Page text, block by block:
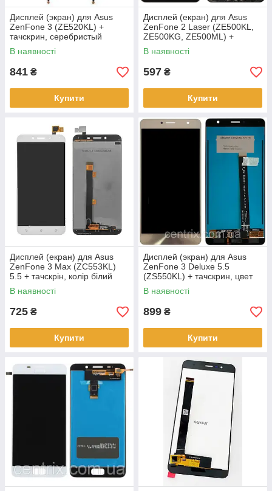
Дисплей (экран) для Asus
ZenFone 3 (ZE520KL) +
тачскрин, серебристый
В наявності
841 ₴
Купити
Дисплей (екран) для Asus
ZenFone 2 Laser (ZE500KL,
ZE500KG, ZE500ML) +
тачскрін, чорний, з
передньою панеллю
В наявності
597 ₴
Купити
Дисплей (екран) для Asus
ZenFone 3 Max (ZC553KL)
5.5 + тачскрін, колір білий
В наявності
725 ₴
Купити
Дисплей (экран) для Asus
ZenFone 3 Deluxe 5.5
(ZS550KL) + тачскрин, цвет
золотистый
В наявності
899 ₴
Купити